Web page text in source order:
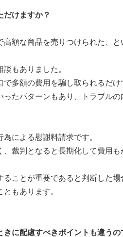
けますか？
額な商品を売りつけられた、と
もありました。
多額の費用を騙し取られるだけ
たパターンもあり、トラブルの
による慰謝料請求です。
裁判となると長期化して費用も
ことが重要であると判断した場
もあります。
に配慮すべきポイントも違うの